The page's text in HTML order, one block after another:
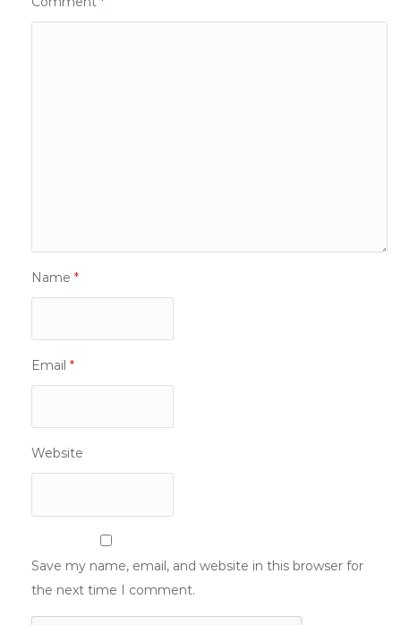
Name *
Email *
Website
Save my name, email, and website in this browser for
the next time I comment.